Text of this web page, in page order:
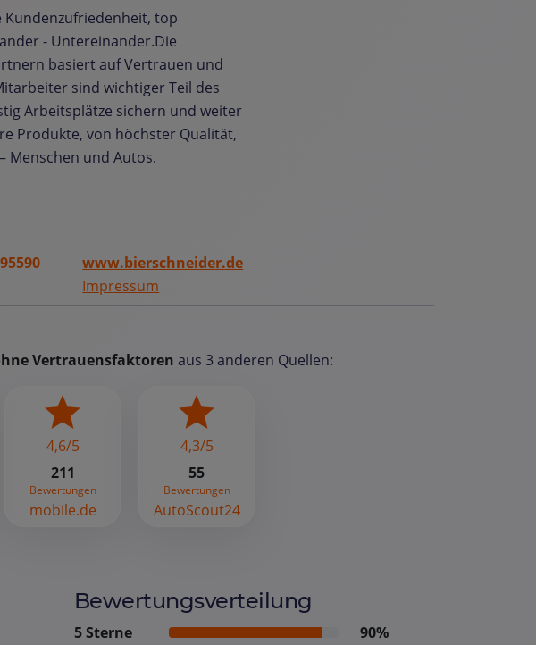
top
- Untereinander.Die
basiert auf Vertrauen und
sind wichtiger Teil des
Arbeitsplätze sichern und weiter
Produkte, von höchster Qualität,
Menschen und Autos.
www.bierschneider.de
Impressum
Vertrauensfaktoren aus 3 anderen Quellen:
4,6/5
211
Bewertungen
mobile.de
4,3/5
55
Bewertungen
AutoScout24
Bewertungsverteilung
5 Sterne
90%